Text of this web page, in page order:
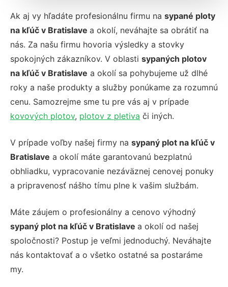
Ak aj vy hľadáte profesionálnu firmu na sypané ploty
na kľúč v Bratislave a okolí, neváhajte sa obrátiť na
nás. Za našu firmu hovoria výsledky a stovky
spokojných zákazníkov. V oblasti sypaných plotov
na kľúč v Bratislave a okolí sa pohybujeme už dlhé
roky a naše produkty a služby ponúkame za rozumnú
cenu. Samozrejme sme tu pre vás aj v prípade
kovových plotov, plotov z pletiva či iných.
V prípade voľby našej firmy na sypaný plot na kľúč v
Bratislave a okolí máte garantovanú bezplatnú
obhliadku, vypracovanie nezáväznej cenovej ponuky
a pripravenosť nášho tímu plne k vašim službám.
Máte záujem o profesionálny a cenovo výhodný
sypaný plot na kľúč v Bratislave a okolí od našej
spoločnosti? Postup je veľmi jednoduchý. Neváhajte
nás kontaktovať a o všetko ostatné sa postaráme
my.